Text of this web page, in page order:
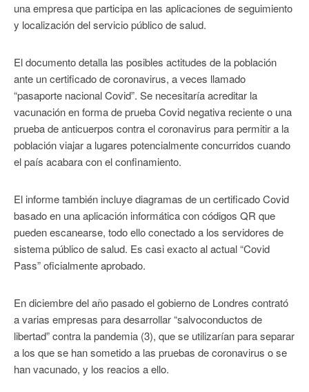
una empresa que participa en las aplicaciones de seguimiento
y localización del servicio público de salud.
El documento detalla las posibles actitudes de la población
ante un certificado de coronavirus, a veces llamado
“pasaporte nacional Covid”. Se necesitaría acreditar la
vacunación en forma de prueba Covid negativa reciente o una
prueba de anticuerpos contra el coronavirus para permitir a la
población viajar a lugares potencialmente concurridos cuando
el país acabara con el confinamiento.
El informe también incluye diagramas de un certificado Covid
basado en una aplicación informática con códigos QR que
pueden escanearse, todo ello conectado a los servidores de
sistema público de salud. Es casi exacto al actual “Covid
Pass” oficialmente aprobado.
En diciembre del año pasado el gobierno de Londres contrató
a varias empresas para desarrollar “salvoconductos de
libertad” contra la pandemia (3), que se utilizarían para separar
a los que se han sometido a las pruebas de coronavirus o se
han vacunado, y los reacios a ello.